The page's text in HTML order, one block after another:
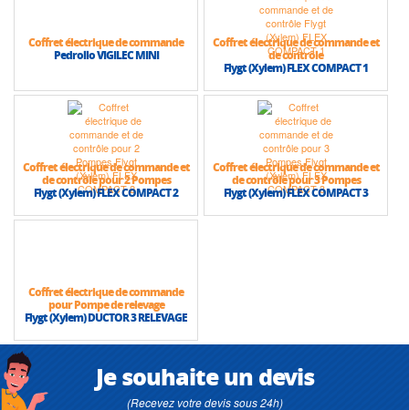
Coffret électrique de commande
Pedrollo VIGILEC MINI
Coffret électrique de commande et
de contrôle
Flygt (Xylem) FLEX COMPACT 1
Coffret électrique de commande et
de contrôle pour 2 Pompes
Flygt (Xylem) FLEX COMPACT 2
Coffret électrique de commande et
de contrôle pour 3 Pompes
Flygt (Xylem) FLEX COMPACT 3
Coffret électrique de commande
pour Pompe de relevage
Flygt (Xylem) DUCTOR 3 RELEVAGE
Je souhaite un devis
(Recevez votre devis sous 24h)